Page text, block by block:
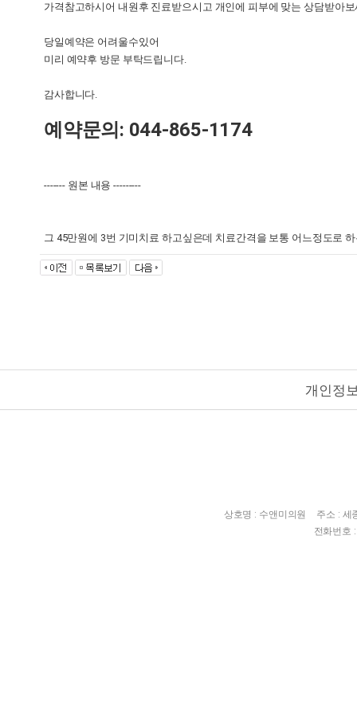
가격참고하시어 내원후 진료받으시고 개인에 피부에 맞는 상담받아보
당일예약은 어려울수있어
미리 예약후 방문 부탁드립니다.
감사합니다.
예약문의: 044-865-1174
------- 원본 내용 ---------
그 45만원에 3번 기미치료 하고싶은데 치료간격을 보통 어느정도로
개인정
상호명 : 수앤미의원
주소 : 세
전화번호